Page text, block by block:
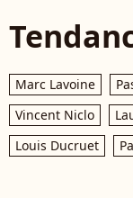
Marc Lavoine
Vincent Niclo
Louis Ducruet